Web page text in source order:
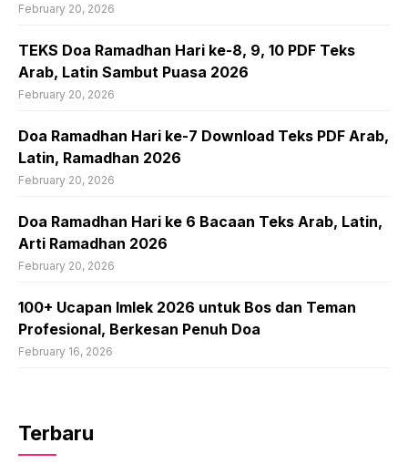
February 20, 2026
TEKS Doa Ramadhan Hari ke-8, 9, 10 PDF Teks
Arab, Latin Sambut Puasa 2026
February 20, 2026
Doa Ramadhan Hari ke-7 Download Teks PDF Arab,
Latin, Ramadhan 2026
February 20, 2026
Doa Ramadhan Hari ke 6 Bacaan Teks Arab, Latin,
Arti Ramadhan 2026
February 20, 2026
100+ Ucapan Imlek 2026 untuk Bos dan Teman
Profesional, Berkesan Penuh Doa
February 16, 2026
Terbaru